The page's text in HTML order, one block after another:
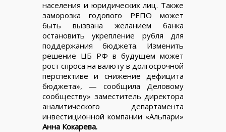
населения и юридических лиц. Также
заморозка годового РЕПО может
быть вызвана желанием банка
остановить укрепление рубля для
поддержания бюджета. Изменить
решение ЦБ РФ в будущем может
рост спроса на валюту в долгосрочной
перспективе и снижение дефицита
бюджета», — сообщила Деловому
сообществу» заместитель директора
аналитического департамента
инвестиционной компании «Альпари»
Анна Кокарева.